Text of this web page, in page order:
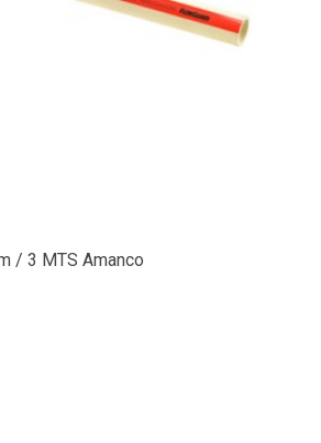
/ 3 MTS Amanco